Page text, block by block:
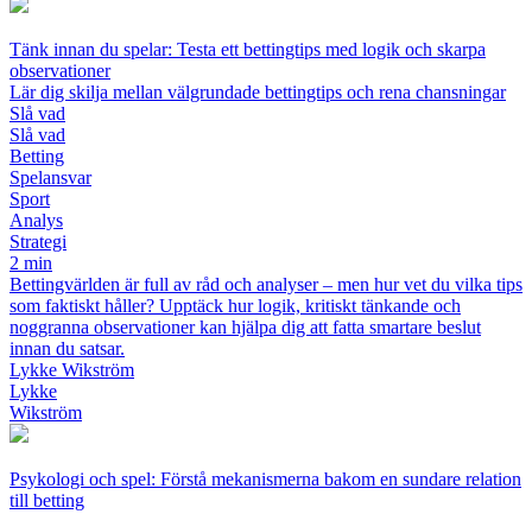
Tänk innan du spelar: Testa ett bettingtips med logik och skarpa
observationer
Lär dig skilja mellan välgrundade bettingtips och rena chansningar
Slå vad
Slå vad
Betting
Spelansvar
Sport
Analys
Strategi
2 min
Bettingvärlden är full av råd och analyser – men hur vet du vilka tips
som faktiskt håller? Upptäck hur logik, kritiskt tänkande och
noggranna observationer kan hjälpa dig att fatta smartare beslut
innan du satsar.
Lykke Wikström
Lykke
Wikström
Psykologi och spel: Förstå mekanismerna bakom en sundare relation
till betting